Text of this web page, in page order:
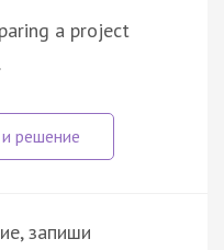
a project
запиши